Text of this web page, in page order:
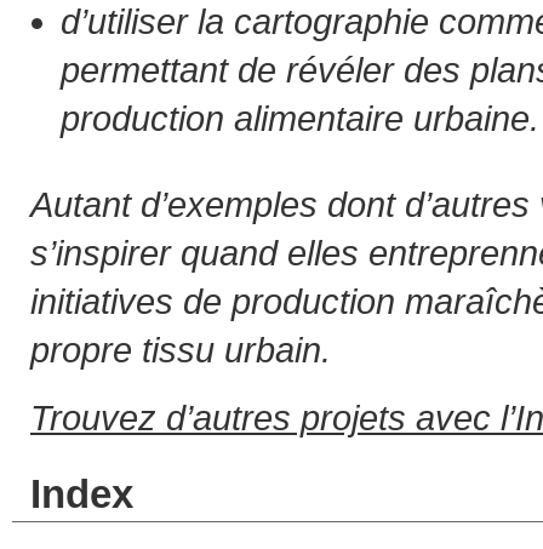
d’utiliser la cartographie
permettant de révéler des
production alimentaire urbaine.
Autant d’exemples dont
s’inspirer quand elles
initiatives de production
propre tissu urbain.
Trouvez d’autres projets avec
Index